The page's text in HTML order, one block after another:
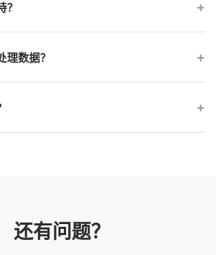
。请附上应用名称、版本和简要问题描
理数据？
还有问题？